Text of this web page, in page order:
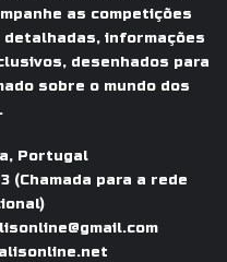
as competições
informações
desenhados para
sobre o mundo dos
Portugal
(Chamada para a rede